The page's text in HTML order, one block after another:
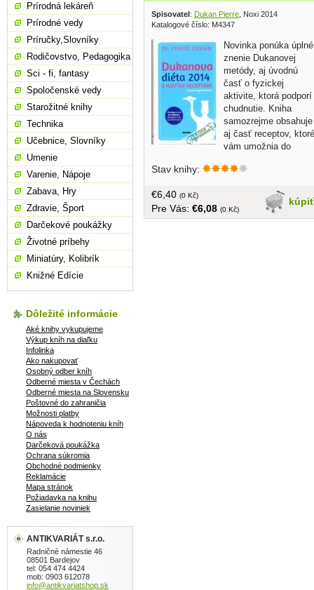
Spisovatel: Dukan Pierre , Noxi 2014
Katalogové číslo: M4347
Novinka ponúka úplné
znenie Dukanovej
metódy, aj úvodnú
časť o fyzickej
aktivite, ktorá podporí
chudnutie. Kniha
samozrejme obsahuje
aj časť receptov, ktoré
vám umožnia do
priebehu diéty. Obohatením sú v tomto
vegetariánov... tvrdá väzba, 255 strán
Stav knihy:
kúpiť
€6,40 (0 Kč)
Pre Vás: €6,08 (0 Kč)
Prírodná lekáreň
Prírodné vedy
Príručky,Slovníky
Rodičovstvo, Pedagogika
Sci - fi, fantasy
Spoločenské vedy
Starožitné knihy
Technika
Učebnice, Slovníky
Umenie
Varenie, Nápoje
Zabava, Hry
Zdravie, Šport
Darčekové poukážky
Životné príbehy
Miniatúry, Kolibrík
Knižné Edície
Dôležité informácie
Aké knihy vykupujeme
Výkup kníh na diaľku
Infolinka
Ako nakupovať
Osobný odber kníh
Odberné miesta v Čechách
Odberné miesta na Slovensku
Poštovné do zahraničia
Možnosti platby
Nápoveda k hodnoteniu kníh
O nás
Darčeková poukážka
Ochrana súkromia
Obchodné podmienky
Reklamácie
Mapa stránok
Požiadavka na knihu
Zasielanie noviniek
ANTIKVARIÁT s.r.o.
Radničné námestie 46
08501 Bardejov
tel: 054 474 4424
mob: 0903 612078
info@antikvariatshop.sk